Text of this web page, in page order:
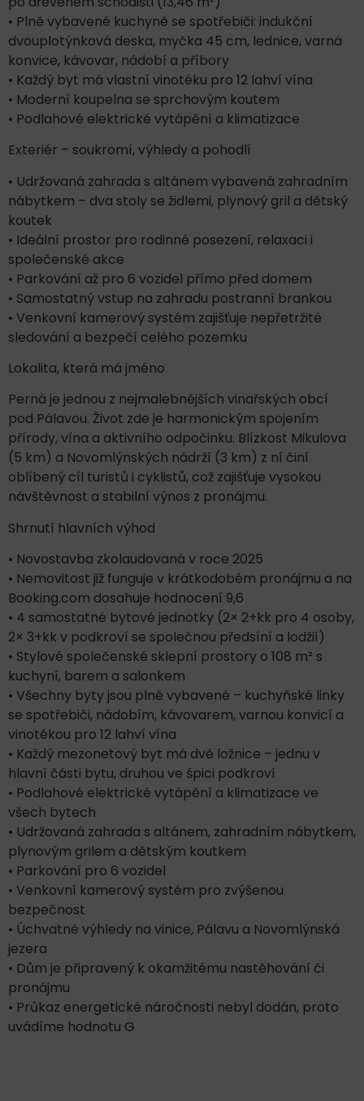
• Plně vybavené kuchyně se spotřebiči: indukční
dvouplotýnková deska, myčka 45 cm, lednice, varná
konvice, kávovar, nádobí a příbory
• Každý byt má vlastní vinotéku pro 12 lahví vína
• Moderní koupelna se sprchovým koutem
• Podlahové elektrické vytápění a klimatizace
Exteriér – soukromí, výhledy a pohodlí
• Udržovaná zahrada s altánem vybavená zahradním
nábytkem – dva stoly se židlemi, plynový gril a dětský
koutek
• Ideální prostor pro rodinné posezení, relaxaci i
společenské akce
• Parkování až pro 6 vozidel přímo před domem
• Samostatný vstup na zahradu postranní brankou
• Venkovní kamerový systém zajišťuje nepřetržité
sledování a bezpečí celého pozemku
Lokalita, která má jméno
Perná je jednou z nejmalebnějších vinařských obcí
pod Pálavou. Život zde je harmonickým spojením
přírody, vína a aktivního odpočinku. Blízkost Mikulova
(5 km) a Novomlýnských nádrží (3 km) z ní činí
oblíbený cíl turistů i cyklistů, což zajišťuje vysokou
návštěvnost a stabilní výnos z pronájmu.
Shrnutí hlavních výhod
• Novostavba zkolaudovaná v roce 2025
• Nemovitost již funguje v krátkodobém pronájmu a na
Booking.com dosahuje hodnocení 9,6
• 4 samostatné bytové jednotky (2× 2+kk pro 4 osoby,
2× 3+kk v podkroví se společnou předsíní a lodžií)
• Stylové společenské sklepní prostory o 108 m² s
kuchyní, barem a salonkem
• Všechny byty jsou plně vybavené – kuchyňské linky
se spotřebiči, nádobím, kávovarem, varnou konvicí a
vinotékou pro 12 lahví vína
• Každý mezonetový byt má dvě ložnice – jednu v
hlavní části bytu, druhou ve špici podkroví
• Podlahové elektrické vytápění a klimatizace ve
všech bytech
• Udržovaná zahrada s altánem, zahradním nábytkem,
plynovým grilem a dětským koutkem
• Parkování pro 6 vozidel
• Venkovní kamerový systém pro zvýšenou
bezpečnost
• Úchvatné výhledy na vinice, Pálavu a Novomlýnská
jezera
• Dům je připravený k okamžitému nastěhování či
pronájmu
• Průkaz energetické náročnosti nebyl dodán, proto
uvádíme hodnotu G